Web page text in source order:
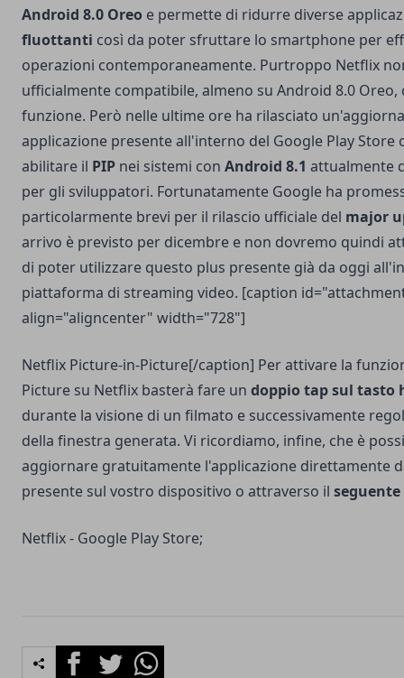
Android 8.0 Oreo e permette di ridurre diverse
fluottanti così da poter sfruttare lo smartphone per
operazioni contemporaneamente. Purtroppo Netflix
ufficialmente compatibile, almeno su Android 8.0 Oreo,
funzione. Però nelle ultime ore ha rilasciato
applicazione presente all'interno del Google Play Store
abilitare il PIP nei sistemi con Android 8.1 attualmente
per gli sviluppatori. Fortunatamente Google ha
particolarmente brevi per il rilascio ufficiale del major
arrivo è previsto per dicembre e non dovremo quindi
di poter utilizzare questo plus presente già da oggi
piattaforma di streaming video. [caption
align="aligncenter" width="728"]
Netflix Picture-in-Picture[/caption] Per attivare la
Picture su Netflix basterà fare un doppio tap sul tasto
durante la visione di un filmato e successivamente
della finestra generata. Vi ricordiamo, infine, che è
aggiornare gratuitamente l'applicazione direttamente
presente sul vostro dispositivo o attraverso il
Netflix - Google Play Store;
FacebookTwitterWhatsapp